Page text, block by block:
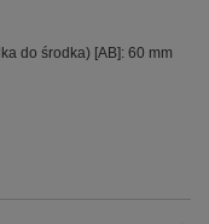
do środka) [AB]: 60 mm